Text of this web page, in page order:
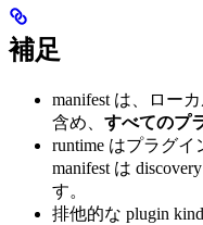
補足
manifest は、ロー
含め、 すべてのプ
runtime はプラグイ
manifest は
す。
排他的な plugin